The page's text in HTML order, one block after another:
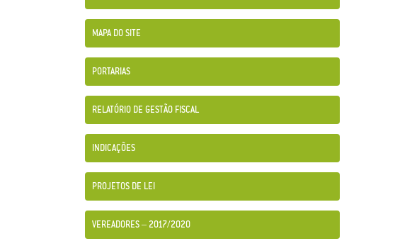
MAPA DO SITE
PORTARIAS
RELATÓRIO DE GESTÃO FISCAL
INDICAÇÕES
PROJETOS DE LEI
VEREADORES – 2017/2020